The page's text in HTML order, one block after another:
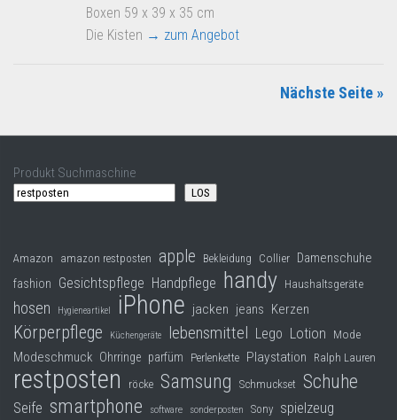
Boxen 59 x 39 x 35 cm
Die Kisten → zum Angebot
Nächste Seite »
Produkt Suchmaschine
LOS
Amazon amazon restposten apple Bekleidung Collier Damenschuhe
fashion Gesichtspflege Handpflege handy Haushaltsgeräte
hosen Hygieneartikel iPhone jacken jeans Kerzen
Körperpflege Küchengeräte lebensmittel Lego Lotion Mode
Modeschmuck Ohrringe parfüm Perlenkette Playstation Ralph Lauren
restposten röcke Samsung Schmuckset Schuhe
Seife smartphone software sonderposten Sony spielzeug